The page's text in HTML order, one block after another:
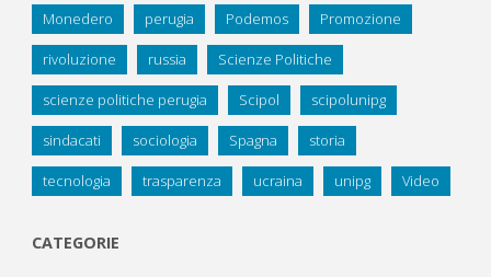
Monedero perugia Podemos Promozione
rivoluzione russia Scienze Politiche
scienze politiche perugia Scipol scipolunipg
sindacati sociologia Spagna storia
tecnologia trasparenza ucraina unipg Video
CATEGORIE